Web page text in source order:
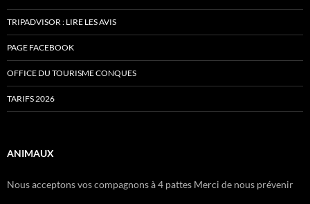
TRIPADVISOR : LIRE LES AVIS
PAGE FACEBOOK
OFFICE DU TOURISME CONQUES
TARIFS 2026
ANIMAUX
Nous acceptons vos compagnons à 4 pattes Merci de nous prévenir